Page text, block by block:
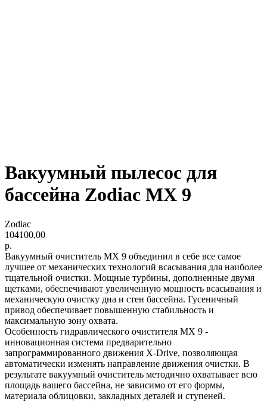
Вакуумный пылесос для
бассейна Zodiac MX 9
Zodiac
104100,00
р.
Вакуумный очиститель MX 9 объединил в себе все самое
лучшее от механических технологий всасывания для наиболее
тщательной очистки. Мощные турбины, дополненные двумя
щетками, обеспечивают увеличенную мощность всасывания и
механическую очистку дна и стен бассейна. Гусеничный
привод обеспечивает повышенную стабильность и
максимальную зону охвата.
Особенность гидравлического очистителя MX 9 -
инновационная система предварительно
запрограммированного движения Х-Drive, позволяющая
автоматически изменять направление движения очистки. В
результате вакуумный очиститель методично охватывает всю
площадь вашего бассейна, не зависимо от его формы,
материала облицовки, закладных деталей и ступеней.